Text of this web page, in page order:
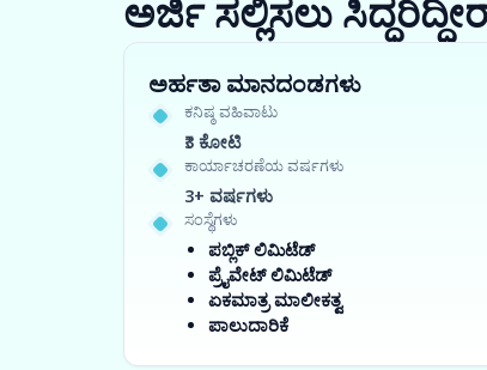
ಅರ್ಜಿ ಸಲ್ಲಿಸಲು
ಅರ್ಹತಾ ಮಾನದಂಡಗಳು
ಕನಿಷ್ಠ ವಹಿವಾಟು
₹3 ಕೋಟಿ
ಕಾರ್ಯಾಚರಣೆಯ ವರ್ಷಗಳು
3+ ವರ್ಷಗಳು
ಸಂಸ್ಥೆಗಳು
ಪಬ್ಲಿಕ್ ಲಿಮಿಟೆಡ್
ಪ್ರೈವೇಟ್ ಲಿಮಿಟೆಡ್
ಏಕಮಾತ್ರ ಮಾಲೀಕತ್ವ
ಪಾಲುದಾರಿಕೆ